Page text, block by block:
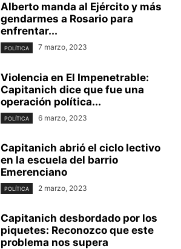
Alberto manda al Ejército y más
gendarmes a Rosario para
enfrentar...
POLÍTICA 7 marzo, 2023
Violencia en El Impenetrable:
Capitanich dice que fue una
operación política...
POLÍTICA 6 marzo, 2023
Capitanich abrió el ciclo lectivo
en la escuela del barrio
Emerenciano
POLÍTICA 2 marzo, 2023
Capitanich desbordado por los
piquetes: Reconozco que este
problema nos supera